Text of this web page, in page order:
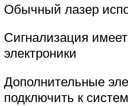
Обычный лазер
Сигнализация
электроники
Дополнительные
подключить к